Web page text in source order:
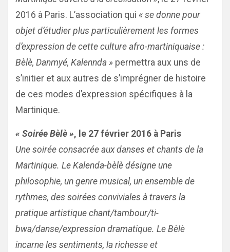
2016 à Paris. L’association qui « se donne pour
objet d’étudier plus particulièrement les formes
d’expression de cette culture afro-martiniquaise :
Bèlè, Danmyé, Kalennda » permettra aux uns de
s’initier et aux autres de s’imprégner de histoire
de ces modes d’expression spécifiques à la
Martinique.
« Soirée Bèlè », le 27 février 2016 à Paris
Une soirée consacrée aux danses et chants de la
Martinique. Le Kalenda-bèlè désigne une
philosophie, un genre musical, un ensemble de
rythmes, des soirées conviviales à travers la
pratique artistique chant/tambour/ti-
bwa/danse/expression dramatique. Le Bèlè
incarne les sentiments, la richesse et